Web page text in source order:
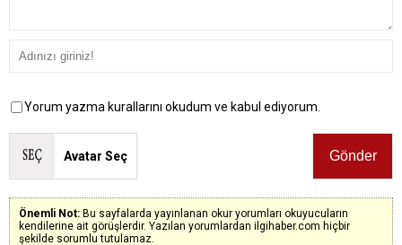
Yorum yazma kurallarını okudum ve kabul ediyorum.
Avatar Seç
Önemli Not: Bu sayfalarda yayınlanan okur yorumları okuyucuların
kendilerine ait görüşlerdir. Yazılan yorumlardan ilgihaber.com hiçbir
şekilde sorumlu tutulamaz.